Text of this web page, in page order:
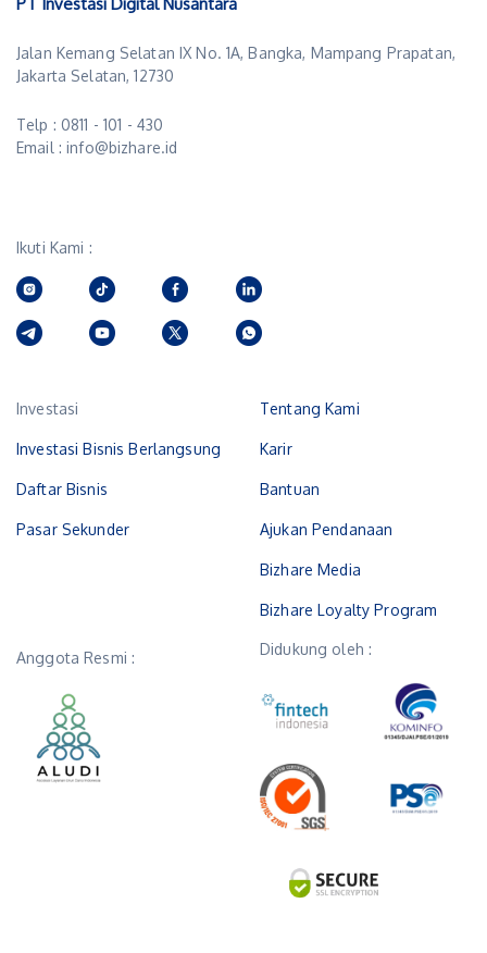
Jalan Kemang Selatan IX No. 1A, Bangka, Mampang Prapatan,
Jakarta Selatan, 12730
Telp : 0811 - 101 - 430
Email : info@bizhare.id
Ikuti Kami :
Investasi
Investasi Bisnis Berlangsung
Daftar Bisnis
Pasar Sekunder
Tentang Kami
Karir
Bantuan
Ajukan Pendanaan
Bizhare Media
Bizhare Loyalty Program
Anggota Resmi : Didukung oleh :